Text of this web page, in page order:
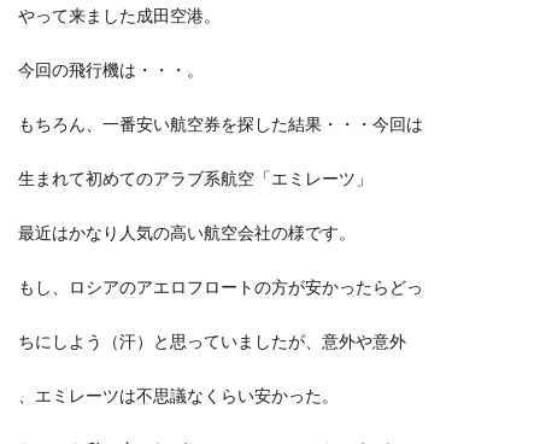
やって来ました成田空港。
今回の飛行機は・・・。
もちろん、一番安い航空券を探した結果・・・今回は
生まれて初めてのアラブ系航空「エミレーツ」
最近はかなり人気の高い航空会社の様です。
もし、ロシアのアエロフロートの方が安かったらどっ
ちにしよう（汗）と思っていましたが、意外や意外
、エミレーツは不思議なくらい安かった。